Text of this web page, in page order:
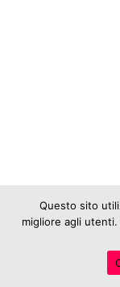
Questo sito
migliore agli